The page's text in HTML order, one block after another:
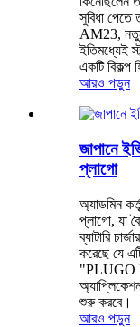
সুবিধা
AM23,
ইতিমধ্যেই
একটি বিকল্প
আরও পড়ুন
জাপানে
প্লাগো
অ্যাডমিন
প্লাগো, যা
ব্যাটারি
করেছে যে
"PLUGO
শুরু করবে।
আরও পড়ুন